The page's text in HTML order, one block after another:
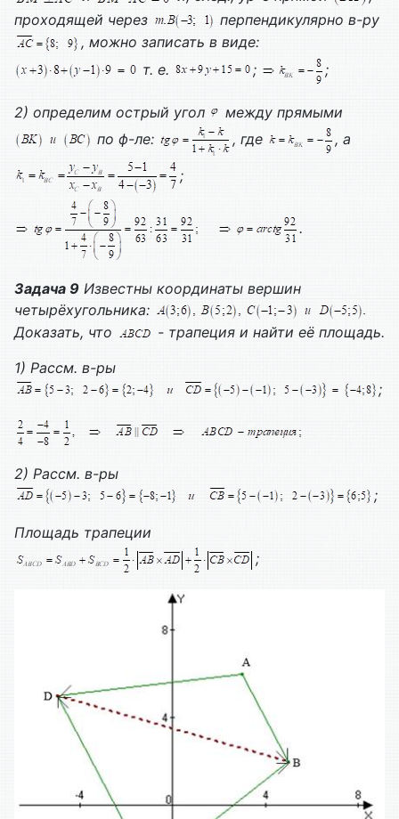
проходящей через
перпендикулярно в-ру
, можно записать в виде:
т. е.
; ;
2) определим острый угол
между прямыми
по ф-ле:
, где , а
;
.
Задача 9 Известны координаты вершин
четырёхугольника:
Доказать, что
- трапеция и найти её площадь.
1) Рассм. в-ры
;
2) Рассм. в-ры
;
Площадь трапеции
;